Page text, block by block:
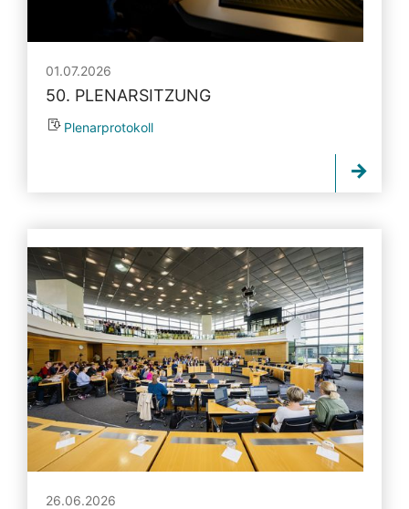
01.07.2026
50. PLENARSITZUNG
Plenarprotokoll
26.06.2026